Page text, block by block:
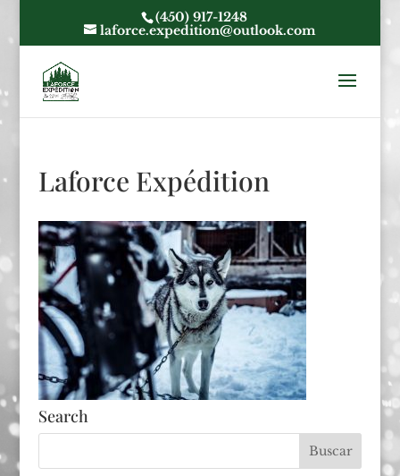
(450) 917-1248
laforce.expedition@outlook.com
Laforce Expédition
Search